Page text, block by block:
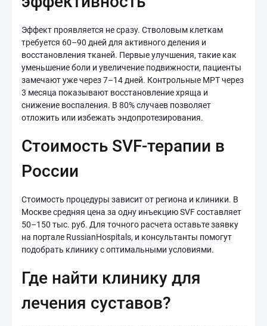
Эффект проявляется не сразу. Стволовым клеткам
требуется 60–90 дней для активного деления и
восстановления тканей. Первые улучшения, такие как
уменьшение боли и увеличение подвижности, пациенты
замечают уже через 7–14 дней. Контрольные МРТ через
3 месяца показывают восстановление хряща и
снижение воспаления. В 80% случаев позволяет
отложить или избежать эндопротезирования.
Стоимость SVF-терапии в
России
Стоимость процедуры зависит от региона и клиники. В
Москве средняя цена за одну инъекцию SVF составляет
50–150 тыс. руб. Для точного расчета оставьте заявку
на портале RussianHospitals, и консультанты помогут
подобрать клинику с оптимальными условиями.
Где найти клинику для
лечения суставов?